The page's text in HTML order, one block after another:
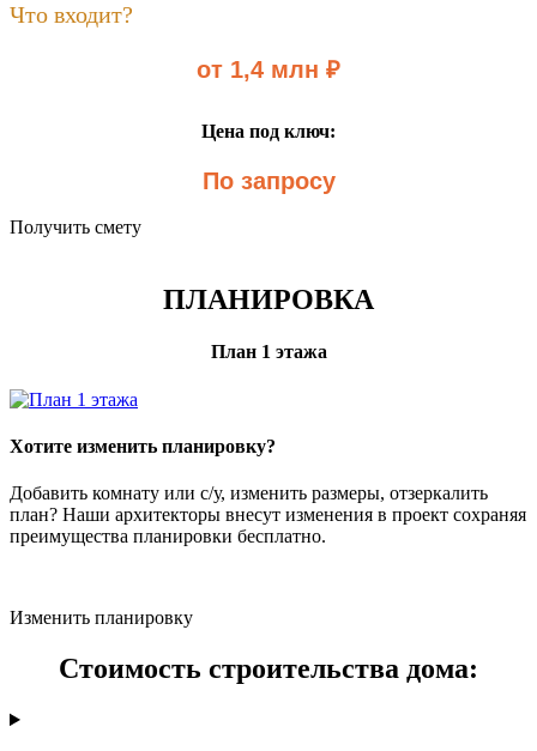
Что входит?
от 1,4 млн ₽
Цена под ключ:
По запросу
Получить смету
ПЛАНИРОВКА
План 1 этажа
Хотите изменить планировку?
Добавить комнату или с/у, изменить размеры, отзеркалить
план? Наши архитекторы внесут изменения в проект сохраняя
преимущества планировки бесплатно.
Изменить планировку
Стоимость строительства дома: